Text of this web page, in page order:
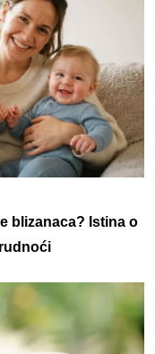
blizanaca? Istina o